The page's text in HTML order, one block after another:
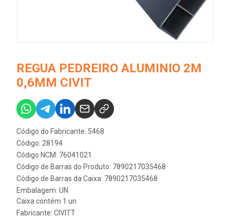
REGUA PEDREIRO ALUMINIO 2M
0,6MM CIVIT
Código do Fabricante: 5468
Código: 28194
Código NCM: 76041021
Código de Barras do Produto: 7890217035468
Código de Barras da Caixa: 7890217035468
Embalagem: UN
Caixa contém 1 un
Fabricante: CIVITT